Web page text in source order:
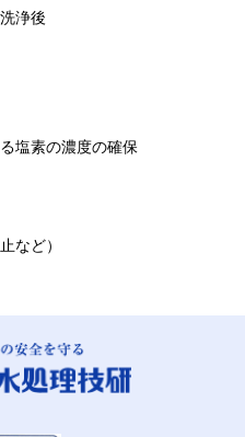
洗浄後
塩素の濃度の確保
など）